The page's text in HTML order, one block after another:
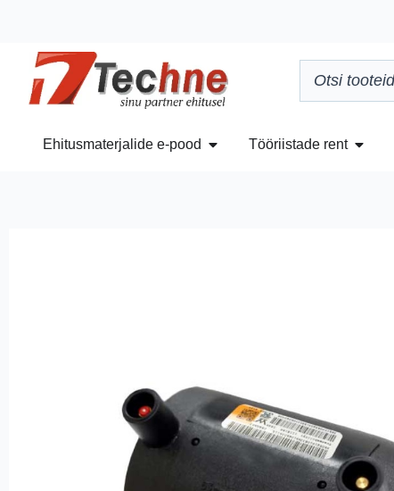
Ehitusmaterjalide e-pood Tööriistade rent